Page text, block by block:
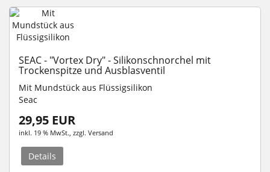
SEAC - "Vortex Dry" - Silikonschnorchel mit
Trockenspitze und Ausblasventil
Mit Mundstück aus Flüssigsilikon
Seac
29,95 EUR
inkl. 19 % MwSt. , zzgl. Versand
Details